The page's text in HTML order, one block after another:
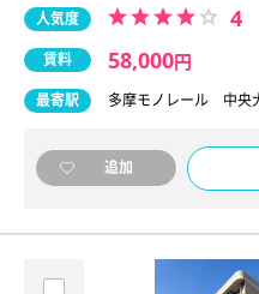
人気度 4
賃料 58,000円
最寄駅 多摩モノレール 中
追加